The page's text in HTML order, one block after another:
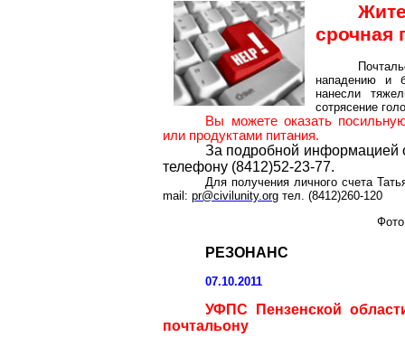
срочная
нападению и
нанесли
сотрясение
Вы можете оказать
или продуктами питания.
За подробной информацией
телефону (8412)52-23-77.
Для получения личного счета
mail: pr@civilunity.org тел. (8412)260-120
РЕЗОНАНС
07.10.2011
УФПС Пензенской
почтальону